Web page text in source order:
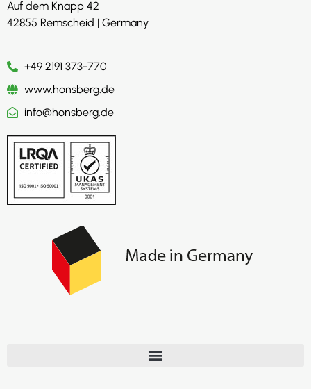
Auf dem Knapp 42
42855 Remscheid | Germany
+49 2191 373-770
www.honsberg.de
info@honsberg.de